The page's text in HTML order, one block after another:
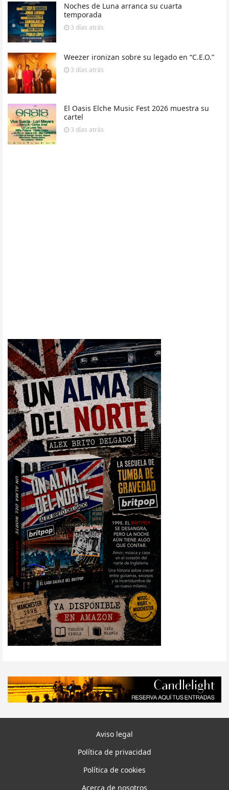
Noches de Luna arranca su cuarta
temporada
3 días atrás
Weezer ironizan sobre su legado en “C.E.O.”
3 días atrás
El Oasis Elche Music Fest 2026 muestra su
cartel
3 días atrás
Aviso legal
Política de privacidad
Política de cookies
Acerca de nosotros